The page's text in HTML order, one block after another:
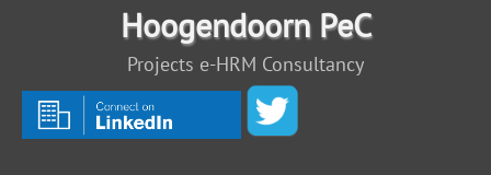
Hoogendoorn PeC
Projects e-HRM Consultancy